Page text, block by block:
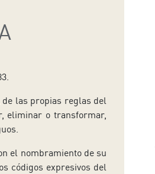
las propias reglas del
eliminar o transformar,
el nombramiento de su
códigos expresivos del